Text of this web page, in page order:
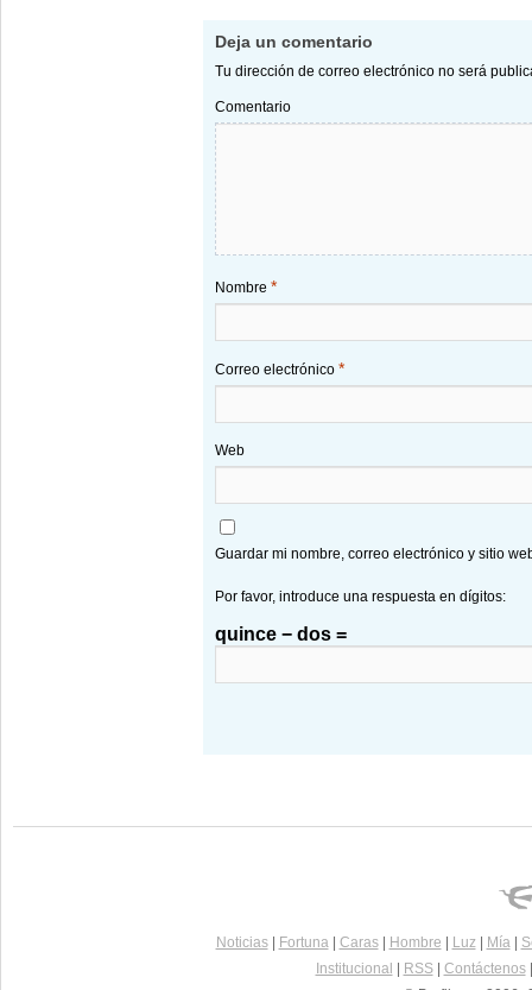
Deja un comentario
Tu dirección de correo electrónico no será
Comentario
Nombre *
Correo electrónico *
Web
Guardar mi nombre, correo electrónico y sitio
Por favor, introduce una respuesta en dígitos:
quince − dos =
Noticias| Fortuna| Caras| Hombre Luz| Mía|
Institucional
RSS| Contáctenos